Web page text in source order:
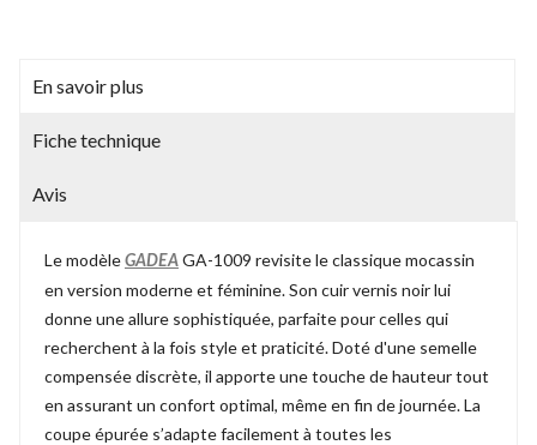
En savoir plus
Fiche technique
Avis
Le modèle GADEA GA-1009 revisite le classique mocassin
en version moderne et féminine. Son cuir vernis noir lui
donne une allure sophistiquée, parfaite pour celles qui
recherchent à la fois style et praticité. Doté d'une semelle
compensée discrète, il apporte une touche de hauteur tout
en assurant un confort optimal, même en fin de journée. La
coupe épurée s’adapte facilement à toutes les